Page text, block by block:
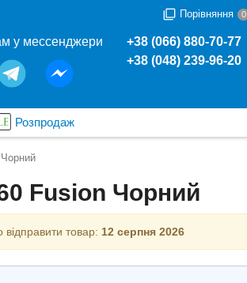
Порівняння 0
у мессенджери
+38 (066) 880-70-77
+38 (048) 239-96-20
Розпродаж
Fusion Чорний
товар: 12 серпня 2026